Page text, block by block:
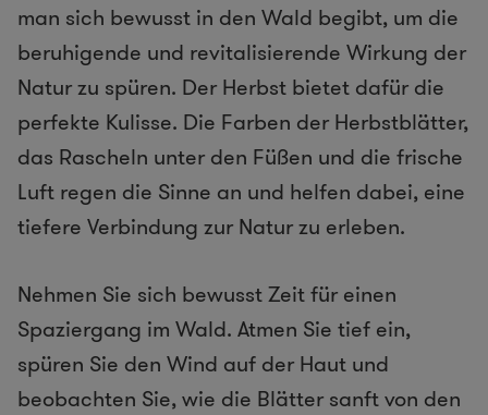
man sich bewusst in den Wald begibt, um die
beruhigende und revitalisierende Wirkung der
Natur zu spüren. Der Herbst bietet dafür die
perfekte Kulisse. Die Farben der Herbstblätter,
das Rascheln unter den Füßen und die frische
Luft regen die Sinne an und helfen dabei, eine
tiefere Verbindung zur Natur zu erleben.
Nehmen Sie sich bewusst Zeit für einen
Spaziergang im Wald. Atmen Sie tief ein,
spüren Sie den Wind auf der Haut und
beobachten Sie, wie die Blätter sanft von den